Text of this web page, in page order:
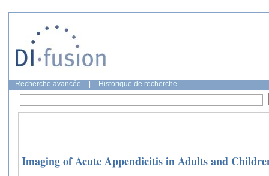
Recherche avancée Historique de recherche
Imaging of Acute Appendicitis in Adults and